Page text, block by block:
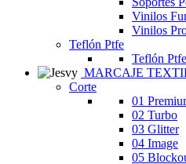
Vinilos
Vinilos
Teflón Ptfe
Teflón Ptfe
MARCAJE
Corte
01
02 Turbo
03 Glitter
04 Image
05